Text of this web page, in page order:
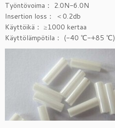
Työntövoima： 2.0N-6.0N
Insertion loss： ＜0.2db
Käyttöikä： ≥1000 kertaa
Käyttölämpötila： (-40 ℃-+85 ℃)